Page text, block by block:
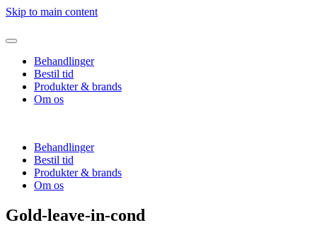
Skip to main content
Behandlinger
Bestil tid
Produkter & brands
Om os
Behandlinger
Bestil tid
Produkter & brands
Om os
Gold-leave-in-cond